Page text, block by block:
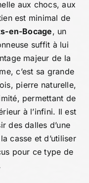
aux chocs, aux
est minimal de
en-Bocage, un
suffit à lui
majeur de la
c’est sa grande
pierre naturelle,
permettant de
à l’infini. Il est
des dalles d’une
casse et d’utiliser
pour ce type de